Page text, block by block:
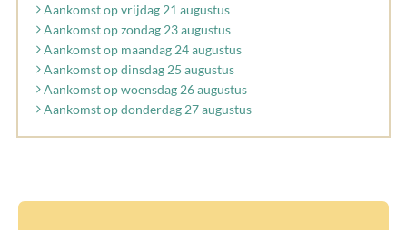
Aankomst op vrijdag 21 augustus
Aankomst op zondag 23 augustus
Aankomst op maandag 24 augustus
Aankomst op dinsdag 25 augustus
Aankomst op woensdag 26 augustus
Aankomst op donderdag 27 augustus